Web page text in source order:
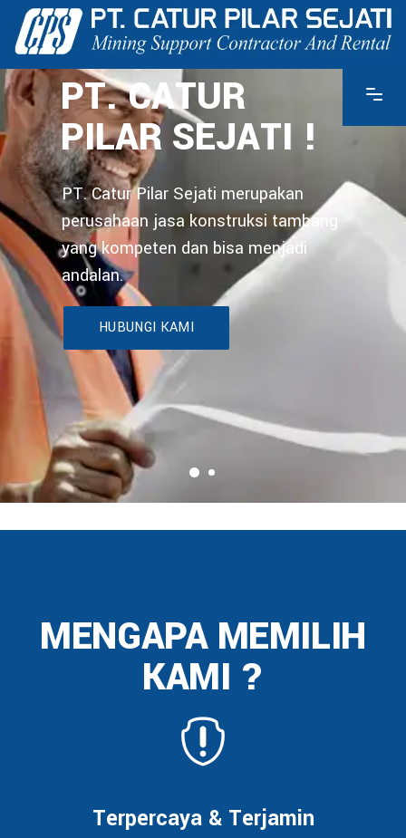
PT. CATUR
PILAR SEJATI !
PT. Catur Pilar Sejati merupakan
perusahaan jasa konstruksi tambang
yang kompeten dan bisa menjadi
andalan.
HUBUNGI KAMI
MENGAPA MEMILIH
KAMI ?
Terpercaya & Terjamin